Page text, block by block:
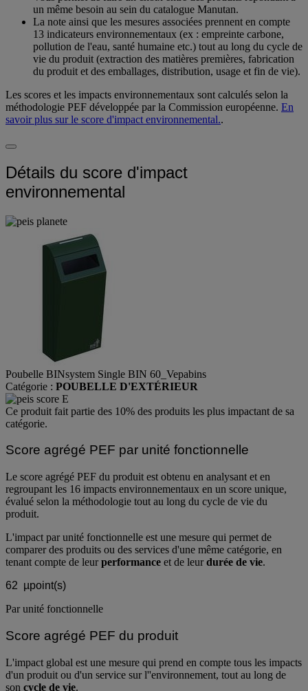
Vous permet de faire un choix entre des produits répondant à
un même besoin au sein du catalogue Manutan.
La note ainsi que les mesures associées prennent en compte
13 indicateurs environnementaux (ex : empreinte carbone,
pollution de l'eau, santé humaine etc.) tout au long du cycle de
vie du produit (extraction des matières premières, fabrication
Les scores et les impacts environnementaux sont calculés selon la
méthodologie PEF développée par la Commission européenne.
Détails du score d'impact
environnemental
Poubelle BINsystem Single BIN 60_Vepabins
Catégorie :POUBELLE D'EXTÉRIEUR
Ce produit fait partie des 10% des produits les plus impactant de sa
Score agrégé PEF par unité fonctionnelle
Le score agrégé PEF du produit est obtenu en analysant et en
regroupant les 16 impacts environnementaux en un score unique,
évalué selon la méthodologie tout au long du cycle de vie du
L'impact par unité fonctionnelle est une mesure qui permet de
comparer des produits ou des services d'une même catégorie, en
Score agrégé PEF du produit
L'impact global est une mesure qui prend en compte tous les impacts
d'un produit ou d'un service sur l''environnement, tout au long de